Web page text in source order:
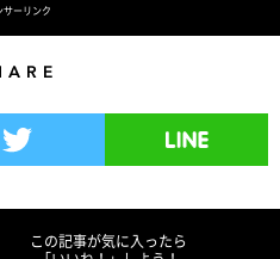
サーリンク
この記事が気に入ったら